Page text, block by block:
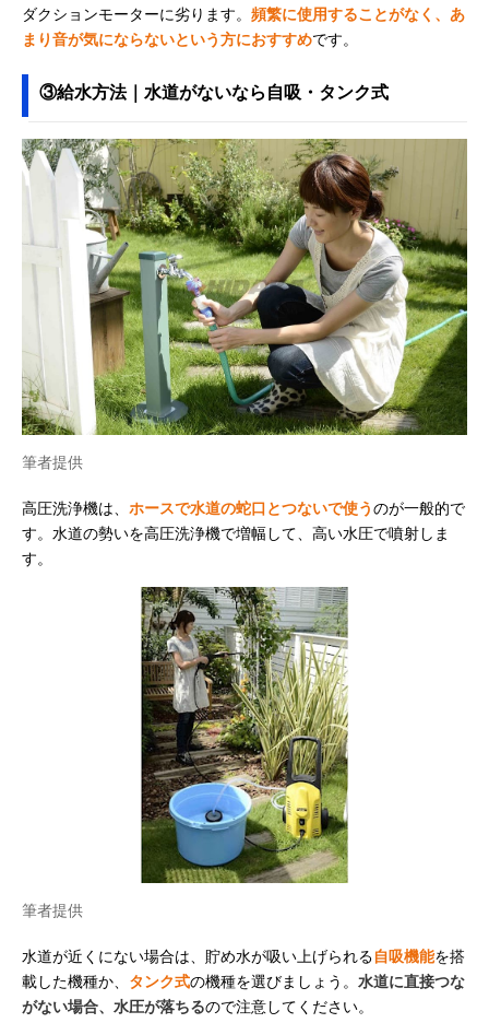
ダクションモーターに劣ります。 頻繁に使用することがなく、あ
まり音が気にならないという方におすすめです。
③給水方法｜水道がないなら自吸・タンク式
筆者提供
高圧洗浄機は、 ホースで水道の蛇口とつないで使うのが一般的で
す。水道の勢いを高圧洗浄機で増幅して、高い水圧で噴射しま
す。
筆者提供
水道が近くにない場合は、貯め水が吸い上げられる自吸機能を搭
載した機種か、 タンク式の機種を選びましょう。 水道に直接つな
がない場合、水圧が落ちるので注意してください。